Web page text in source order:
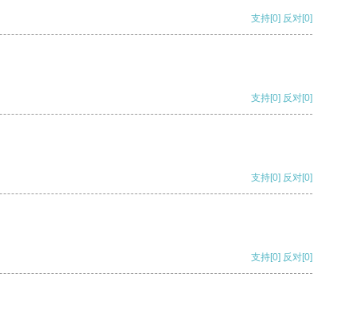
支持[0] 反对[0]
支持[0] 反对[0]
支持[0] 反对[0]
支持[0] 反对[0]